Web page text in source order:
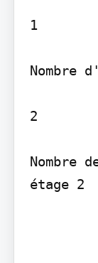
1
Nombre
2
Nombre